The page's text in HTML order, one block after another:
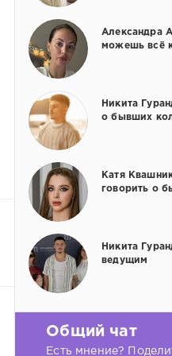
Александра
можешь всё
Никита
о бывших
Катя
говорить о
Никита
ведущим
Общий чат
Есть мнение?